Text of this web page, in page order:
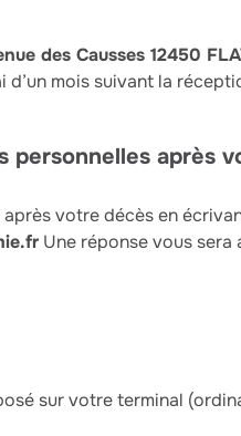
des Causses 12450
d’un mois suivant la
personnelles après
votre décès en
Une réponse vous sera
sur votre terminal